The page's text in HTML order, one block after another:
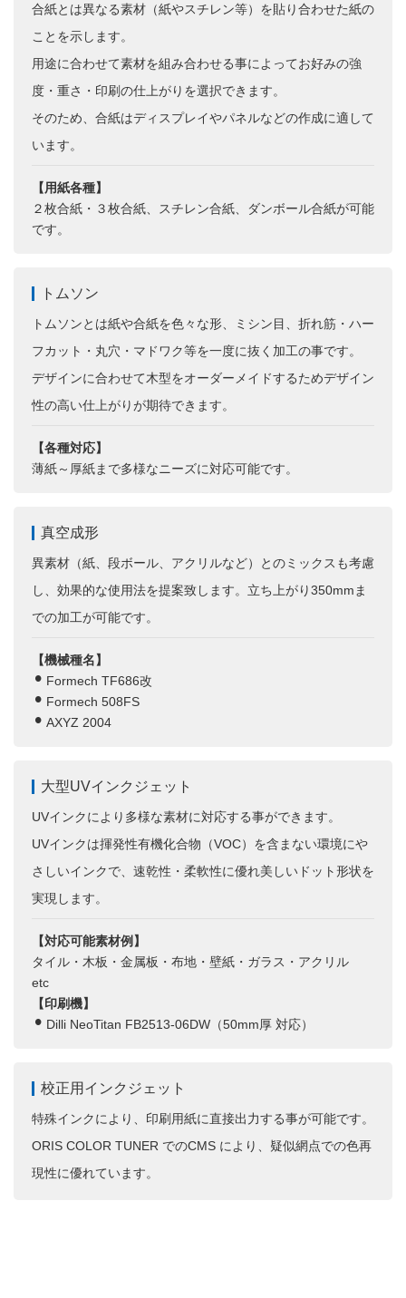
合紙とは異なる素材（紙やスチレン等）を貼り合わせた紙の
ことを示します。
用途に合わせて素材を組み合わせる事によってお好みの強
度・重さ・印刷の仕上がりを選択できます。
そのため、合紙はディスプレイやパネルなどの作成に適して
います。
【用紙各種】
２枚合紙・３枚合紙、スチレン合紙、ダンボール合紙が可能
です。
トムソン
トムソンとは紙や合紙を色々な形、ミシン目、折れ筋・ハー
フカット・丸穴・マドワク等を一度に抜く加工の事です。
デザインに合わせて木型をオーダーメイドするためデザイン
性の高い仕上がりが期待できます。
【各種対応】
薄紙～厚紙まで多様なニーズに対応可能です。
真空成形
異素材（紙、段ボール、アクリルなど）とのミックスも考慮
し、効果的な使用法を提案致します。立ち上がり350mmま
での加工が可能です。
【機械種名】
Formech TF686改
Formech 508FS
AXYZ 2004
大型UVインクジェット
UVインクにより多様な素材に対応する事ができます。
UVインクは揮発性有機化合物（VOC）を含まない環境にや
さしいインクで、速乾性・柔軟性に優れ美しいドット形状を
実現します。
【対応可能素材例】
タイル・木板・金属板・布地・壁紙・ガラス・アクリル
etc
【印刷機】
Dilli NeoTitan FB2513-06DW（50mm厚 対応）
校正用インクジェット
特殊インクにより、印刷用紙に直接出力する事が可能です。
ORIS COLOR TUNER でのCMS により、疑似網点での色再
現性に優れています。